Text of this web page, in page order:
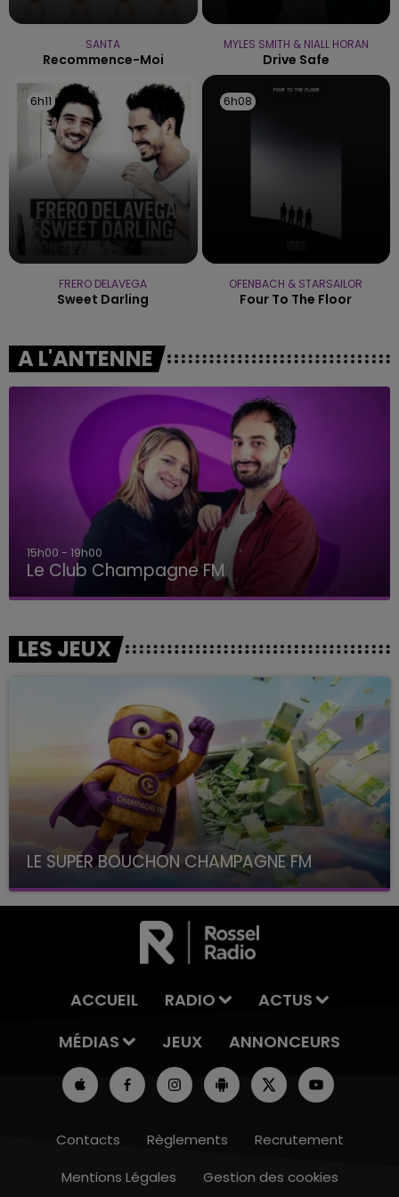
SANTA
Recommence-Moi
MYLES SMITH & NIALL HORAN
Drive Safe
6h11
6h11
FRERO DELAVEGA
Sweet Darling
6h08
6h08
OFENBACH & STARSAILOR
Four To The Floor
A L'ANTENNE
15h00 - 19h00
Le Club Champagne FM
LES JEUX
LE SUPER BOUCHON CHAMPAGNE FM
avec La Famille Champagne FM, à 8H10
ACCUEIL RADIO
ACTUS
MÉDIAS
JEUX ANNONCEURS
Contacts Règlements
Recrutement
Mentions Légales
Gestion des cookies